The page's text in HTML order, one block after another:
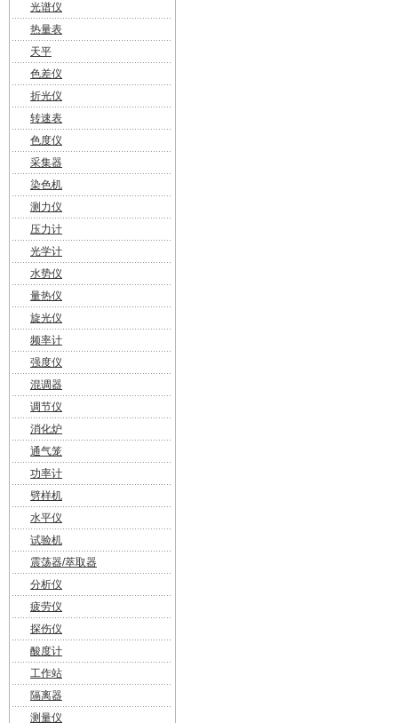
光谱仪
热量表
天平
色差仪
折光仪
转速表
色度仪
采集器
染色机
测力仪
压力计
光学计
水势仪
量热仪
旋光仪
频率计
强度仪
混调器
调节仪
消化炉
通气笼
功率计
劈样机
水平仪
试验机
震荡器/萃取器
分析仪
疲劳仪
探伤仪
酸度计
工作站
隔离器
测量仪